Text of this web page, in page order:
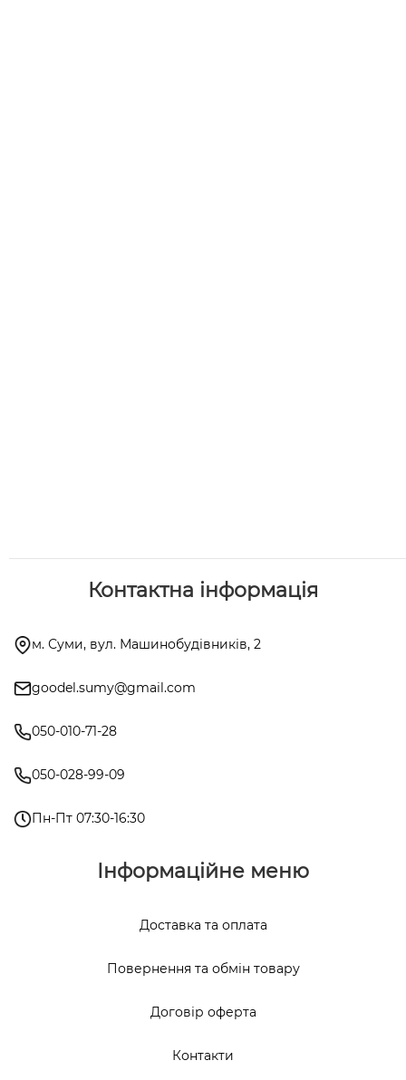
Контактна інформація
м. Суми, вул. Машинобудівників, 2
goodel.sumy@gmail.com
050-010-71-28
050-028-99-09
Пн-Пт 07:30-16:30
Інформаційне меню
Доставка та оплата
Повернення та обмін товару
Договір оферта
Контакти